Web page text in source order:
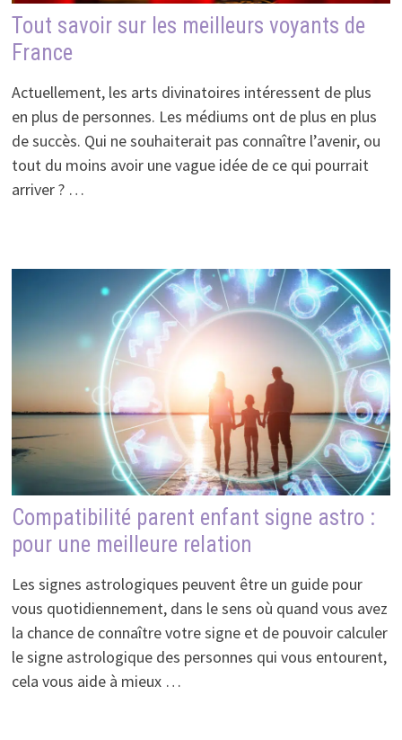
Tout savoir sur les meilleurs voyants de
France
Actuellement, les arts divinatoires intéressent de plus
en plus de personnes. Les médiums ont de plus en plus
de succès. Qui ne souhaiterait pas connaître l’avenir, ou
tout du moins avoir une vague idée de ce qui pourrait
arriver ? …
Compatibilité parent enfant signe astro :
pour une meilleure relation
Les signes astrologiques peuvent être un guide pour
vous quotidiennement, dans le sens où quand vous avez
la chance de connaître votre signe et de pouvoir calculer
le signe astrologique des personnes qui vous entourent,
cela vous aide à mieux …